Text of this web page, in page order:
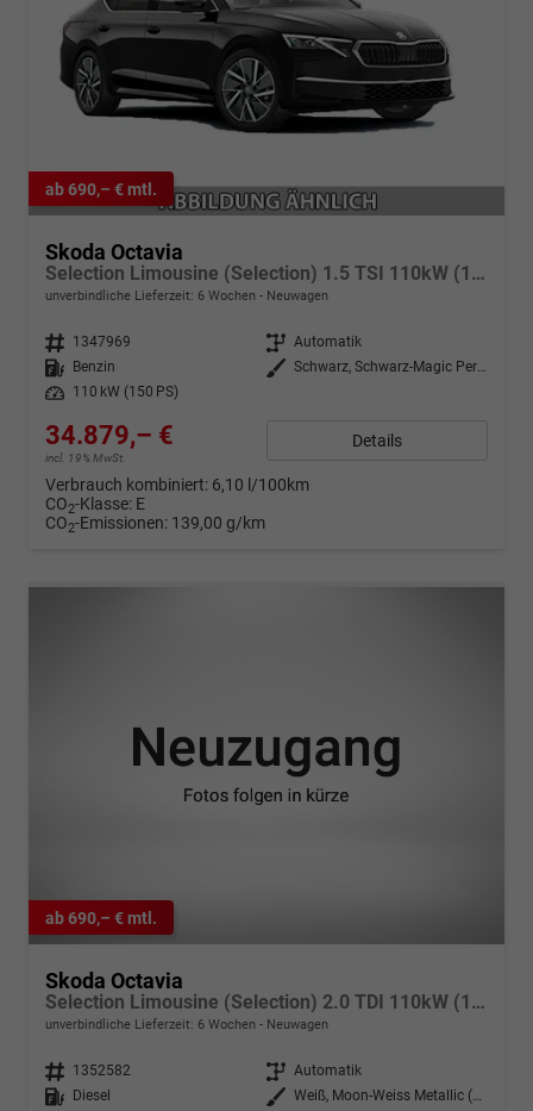
ab 690,– € mtl.
Skoda Octavia
Selection Limousine (Selection) 1.5 TSI 110kW (150 PS) 7-Gang DSG
unverbindliche Lieferzeit: 6 Wochen Neuwagen
Fahrzeugnr. 1347969 Getriebe Automatik
Kraftstoff
Benzin Außenfarbe
Schwarz, Schwarz-Magic Perleffekt (1Z)
Leistung
110 kW (150 PS)
34.879,– €
incl. 19% MwSt.
Details
Verbrauch kombiniert: 6,10 l/100km
CO2-Klasse: E
CO2-Emissionen: 139,00 g/km
ab 690,– € mtl.
Skoda Octavia
Selection Limousine (Selection) 2.0 TDI 110kW (150 PS) 7-Gang DSG
unverbindliche Lieferzeit: 6 Wochen Neuwagen
Fahrzeugnr. 1352582 Getriebe Automatik
Kraftstoff
Diesel Außenfarbe
Weiß, Moon-Weiss Metallic (2Y)